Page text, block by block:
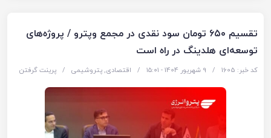
تقسیم ۶۵۰ تومان سود نقدی در مجمع وپترو / پروژه‌های
توسعه‌ای هلدینگ در راه است
کد خبر: 1605 / 9 شهریور 1404 - ۱۵:۰۱ / اقتصادی, پتروشیمی / پرینت گرفتن